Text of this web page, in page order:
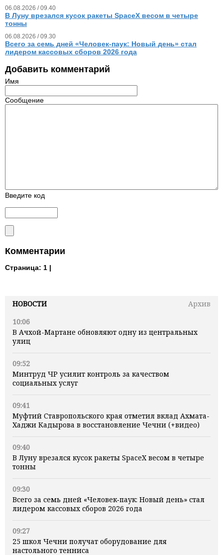
НОВОСТИ
Архив
10:06
В Ачхой-Мартане обновляют одну из центральных
улиц
09:52
Минтруд ЧР усилит контроль за качеством
социальных услуг
09:41
Муфтий Ставропольского края отметил вклад Ахмата-
Хаджи Кадырова в восстановление Чечни (+видео)
09:40
В Луну врезался кусок ракеты SpaceX весом в четыре
тонны
09:30
Всего за семь дней «Человек‑паук: Новый день» стал
лидером кассовых сборов 2026 года
09:27
25 школ Чечни получат оборудование для
настольного тенниса
06.08.2026 / 09.40
В Луну врезался кусок ракеты SpaceX весом в четыре
тонны
06.08.2026 / 09.30
Всего за семь дней «Человек‑паук: Новый день» стал
лидером кассовых сборов 2026 года
Добавить комментарий
Имя
Сообщение
Введите код
Комментарии
Страница: 1 |